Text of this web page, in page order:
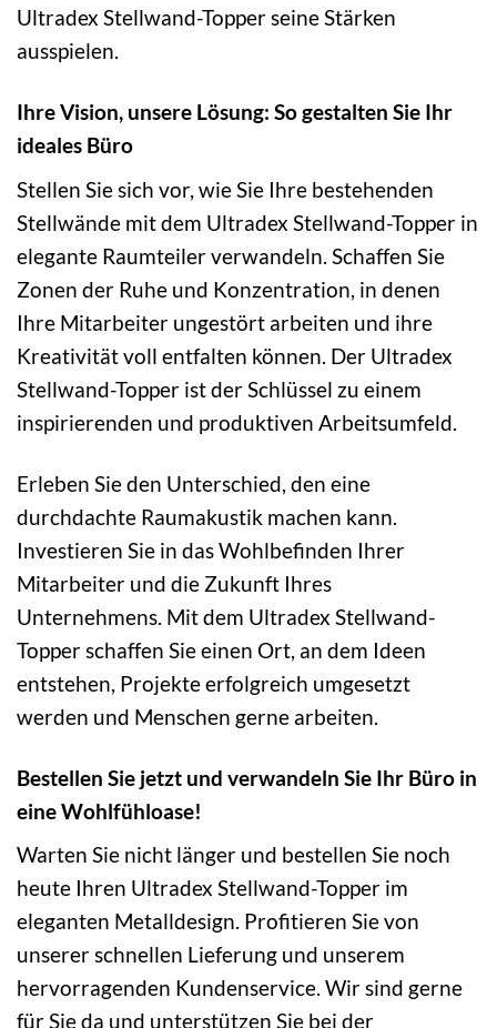
Ultradex Stellwand-Topper seine Stärken
ausspielen.
Ihre Vision, unsere Lösung: So gestalten Sie Ihr
ideales Büro
Stellen Sie sich vor, wie Sie Ihre bestehenden
Stellwände mit dem Ultradex Stellwand-Topper in
elegante Raumteiler verwandeln. Schaffen Sie
Zonen der Ruhe und Konzentration, in denen
Ihre Mitarbeiter ungestört arbeiten und ihre
Kreativität voll entfalten können. Der Ultradex
Stellwand-Topper ist der Schlüssel zu einem
inspirierenden und produktiven Arbeitsumfeld.
Erleben Sie den Unterschied, den eine
durchdachte Raumakustik machen kann.
Investieren Sie in das Wohlbefinden Ihrer
Mitarbeiter und die Zukunft Ihres
Unternehmens. Mit dem Ultradex Stellwand-
Topper schaffen Sie einen Ort, an dem Ideen
entstehen, Projekte erfolgreich umgesetzt
werden und Menschen gerne arbeiten.
Bestellen Sie jetzt und verwandeln Sie Ihr Büro in
eine Wohlfühloase!
Warten Sie nicht länger und bestellen Sie noch
heute Ihren Ultradex Stellwand-Topper im
eleganten Metalldesign. Profitieren Sie von
unserer schnellen Lieferung und unserem
hervorragenden Kundenservice. Wir sind gerne
für Sie da und unterstützen Sie bei der